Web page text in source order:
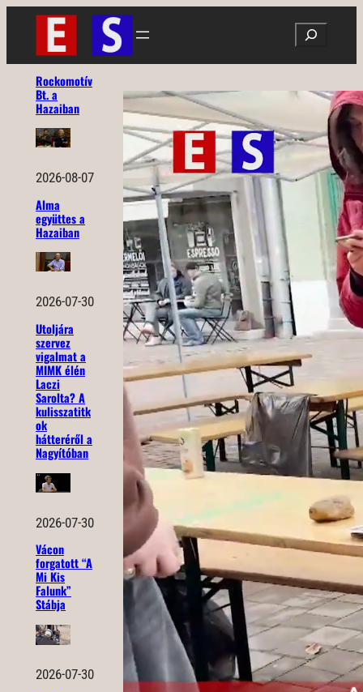
Ugrás
tartalomhoz
Search
Rockomotív
Bt. a
Hazaiban
2026-08-07
Alma
együttes a
Hazaiban
2026-07-30
Utoljára
szervez
vigalmat a
MIMK élén
Laczi
Sarolta? A
kulisszatitk
ok
hátteréről a
Nagyítóban
2026-07-30
Vácon
forgatott “A
Mi Kis
Falunk”
Stábja
2026-07-30